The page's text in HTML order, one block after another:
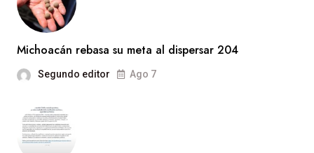
Michoacán rebasa su meta al dispersar 204
Segundo editor Ago 7